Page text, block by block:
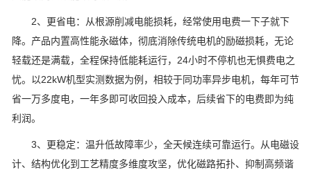
2、更省电：从根源削减电能损耗，经常使用电费一下子就下
降。产品内置高性能永磁体，彻底消除传统电机的励磁损耗，无论
轻载还是满载，全程保持低能耗运行，24小时不停机也无惧费电之
忧。以22kW机型实测数据为例，相较于同功率异步电机，每年可节
省一万多度电，一年多即可收回投入成本，后续省下的电费即为纯
利润。
3、更稳定：温升低故障率少，全天候连续可靠运行。从电磁设
计、结构优化到工艺精度多维度攻坚，优化磁路拓扑、抑制高频谐